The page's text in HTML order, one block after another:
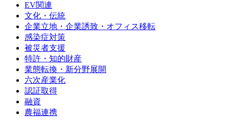
EV関連
文化・伝統
企業立地・企業誘致・オフィス移転
感染症対策
被災者支援
特許・知的財産
業態転換・新分野展開
六次産業化
認証取得
融資
農福連携